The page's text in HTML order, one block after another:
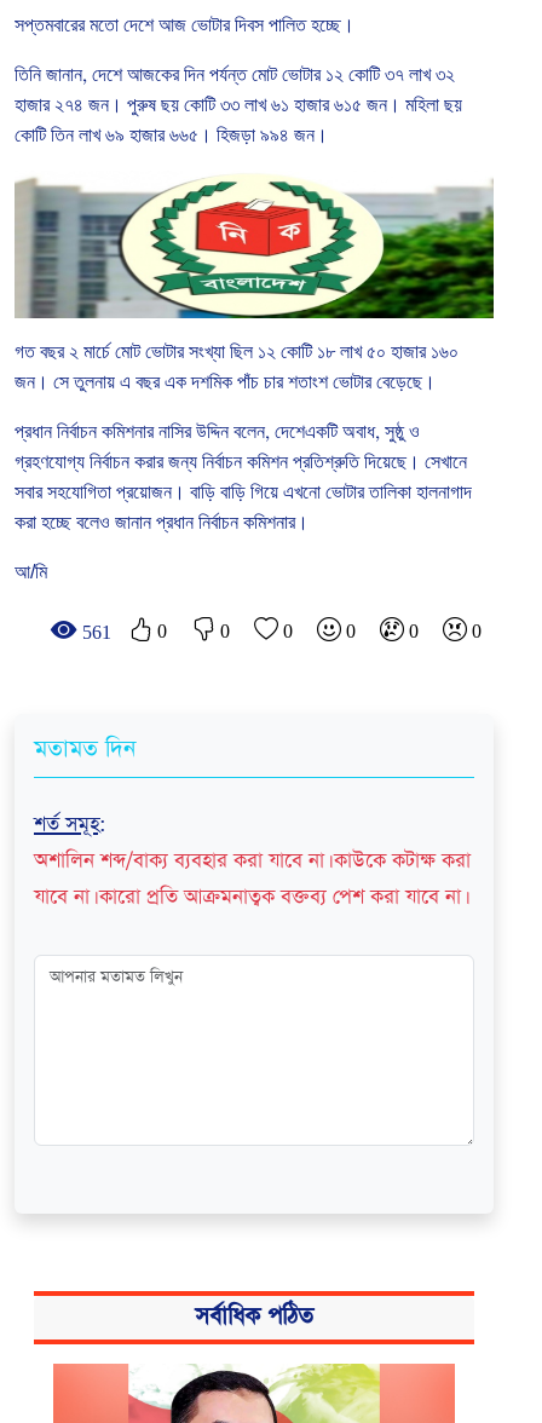
সপ্তমবারের মতো দেশে আজ ভোটার দিবস পালিত হচ্ছে।
তিনি জানান, দেশে আজকের দিন পর্যন্ত মোট ভোটার ১২ কোটি ৩৭ লাখ ৩২
হাজার ২৭৪ জন। পুরুষ ছয় কোটি ৩৩ লাখ ৬১ হাজার ৬১৫ জন। মহিলা ছয়
কোটি তিন লাখ ৬৯ হাজার ৬৬৫। হিজড়া ৯৯৪ জন।
গত বছর ২ মার্চে মোট ভোটার সংখ্যা ছিল ১২ কোটি ১৮ লাখ ৫০ হাজার ১৬০
জন। সে তুলনায় এ বছর এক দশমিক পাঁচ চার শতাংশ ভোটার বেড়েছে।
প্রধান নির্বাচন কমিশনার নাসির উদ্দিন বলেন, দেশেএকটি অবাধ, সুষ্ঠু ও
গ্রহণযোগ্য নির্বাচন করার জন্য নির্বাচন কমিশন প্রতিশ্রুতি দিয়েছে। সেখানে
সবার সহযোগিতা প্রয়োজন। বাড়ি বাড়ি গিয়ে এখনো ভোটার তালিকা হালনাগাদ
করা হচ্ছে বলেও জানান প্রধান নির্বাচন কমিশনার।
আ/মি
561 0 0 0 0 0 0
মতামত দিন
শর্ত সমূহ:
অশালিন শব্দ/বাক্য ব্যবহার করা যাবে না। কাউকে কটাক্ষ করা
যাবে না। কারো প্রতি আক্রমনাত্বক বক্তব্য পেশ করা যাবে না।
সর্বাধিক পঠিত